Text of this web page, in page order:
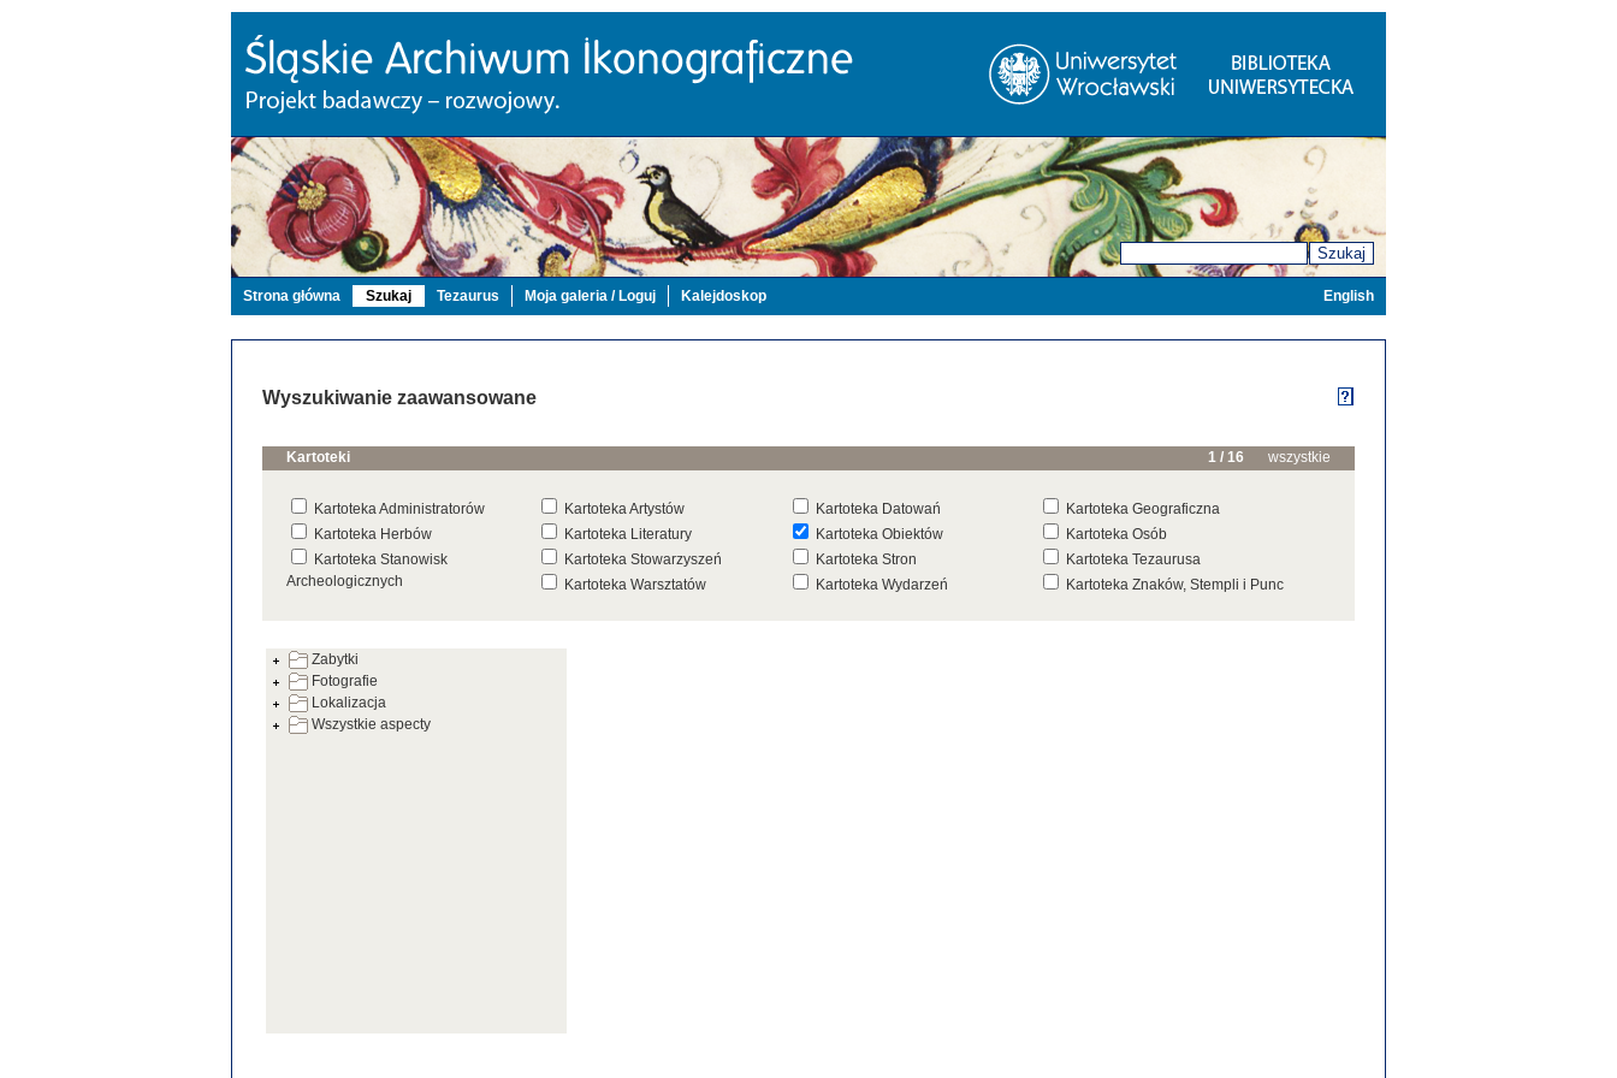
Szukaj
Strona główna Szukaj Tezaurus Moja galeria / Loguj Kalejdoskop English
Wyszukiwanie zaawansowane
Kartoteki 1 / 16 wszystkie
Kartoteka Administratorów Kartoteka Artystów Kartoteka Datowań
Kartoteka Geograficzna
Kartoteka Herbów
Kartoteka Literatury Kartoteka Obiektów
Kartoteka Osób
Kartoteka Stanowisk
Archeologicznych
Kartoteka Stowarzyszeń Kartoteka Stron
Kartoteka Tezaurusa
Kartoteka Warsztatów
Kartoteka Wydarzeń
Kartoteka Znaków, Stempli i Punc
Zabytki
Fotografie
Lokalizacja
Wszystkie aspecty